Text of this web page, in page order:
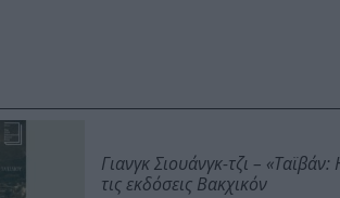
Γιανγκ Σιουάνγκ-τζι –
τις εκδόσεις Βακχικόν